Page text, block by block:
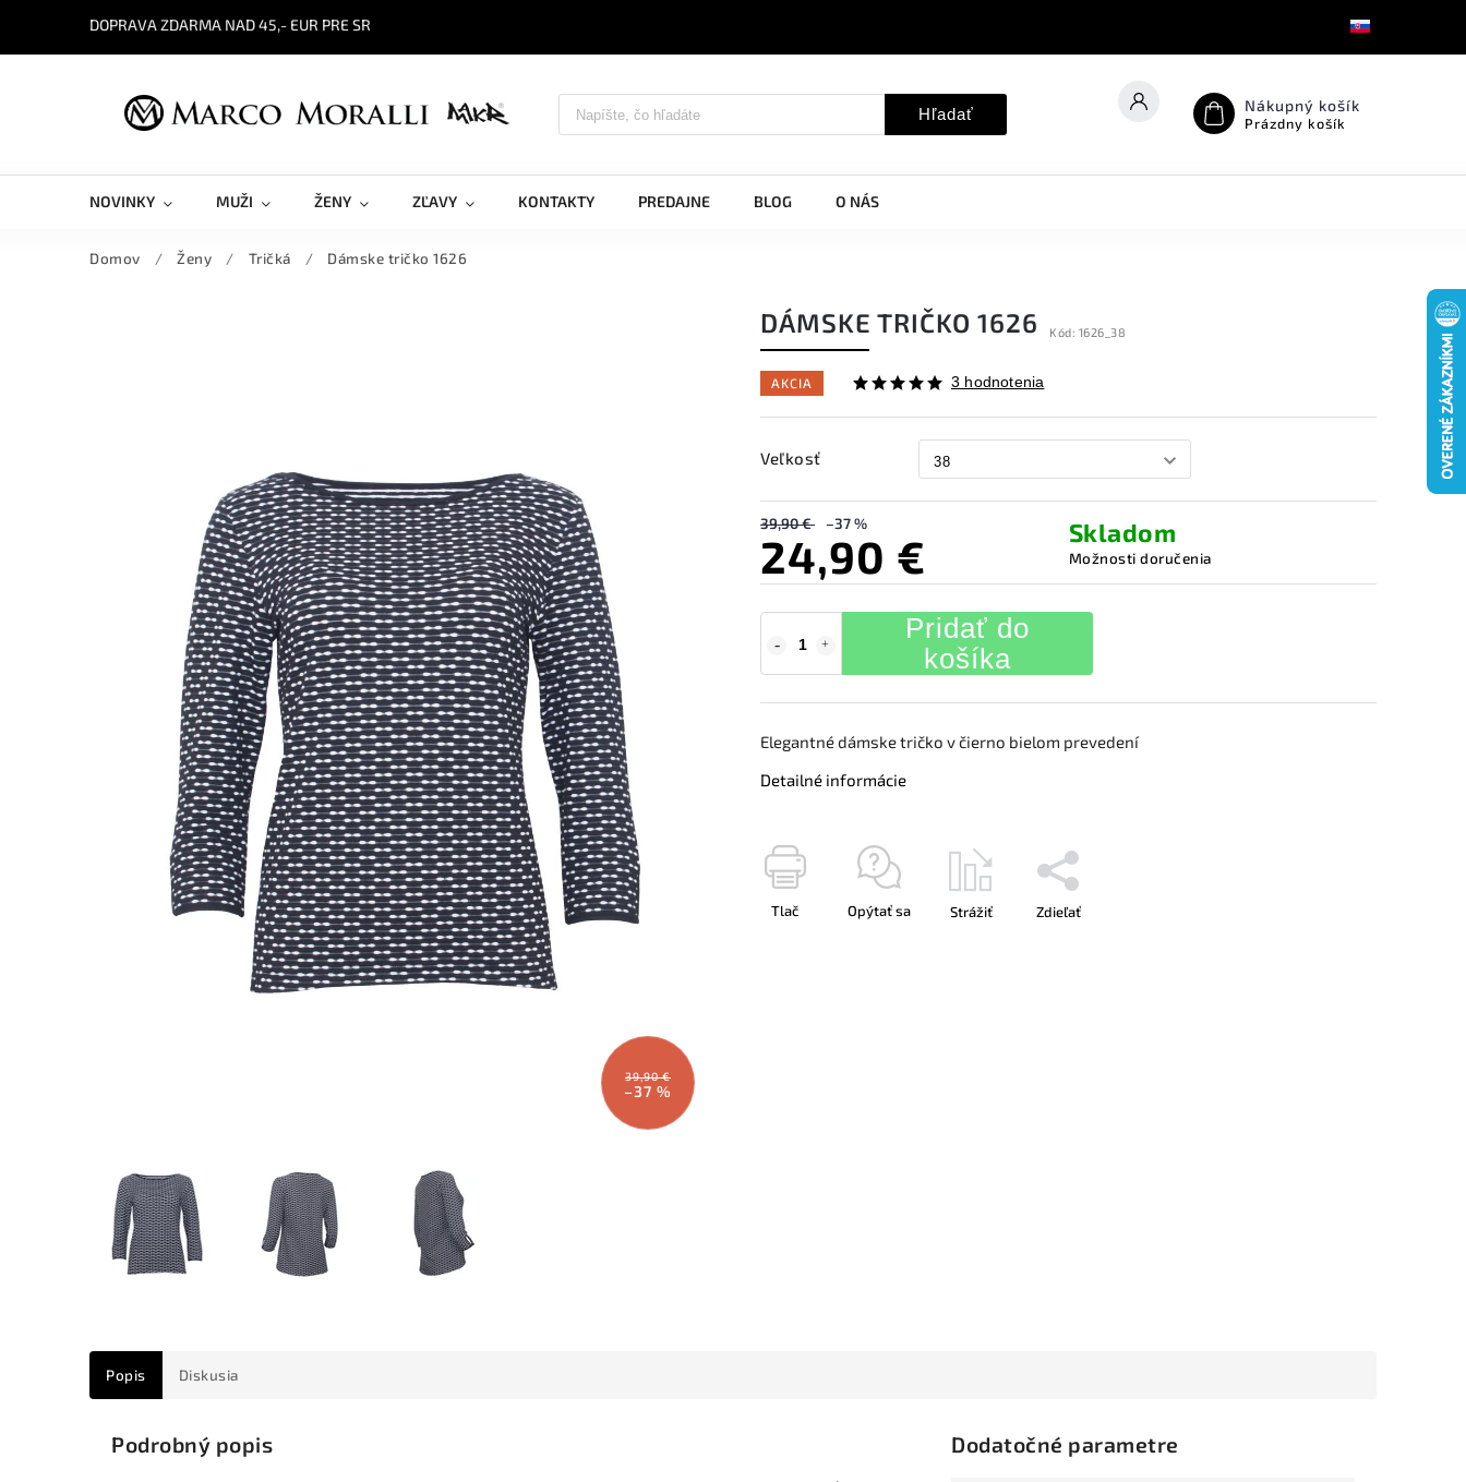
DOPRAVA ZDARMA NAD 45,- EUR PRE SR
Hľadať Nákupný košík
Prázdny košík
NOVINKY MUŽI ŽENY ZĽAVY KONTAKTY PREDAJNE BLOG O NÁS
Domov / Ženy / Tričká / Dámske tričko 1626
39,90 €
–37 %
DÁMSKE TRIČKO 1626 Kód: 1626_38
AKCIA 3 hodnotenia
Veľkosť
39,90 € –37 %
24,90 € Skladom
Možnosti doručenia
Pridať do
košíka
Elegantné dámske tričko v čierno bielom prevedení
Detailné informácie
Tlač Opýtať sa Strážiť Zdieľať
Popis Diskusia
Podrobný popis Dodatočné parametre